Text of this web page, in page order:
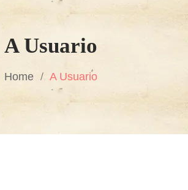
A Usuario
Home A Usuario